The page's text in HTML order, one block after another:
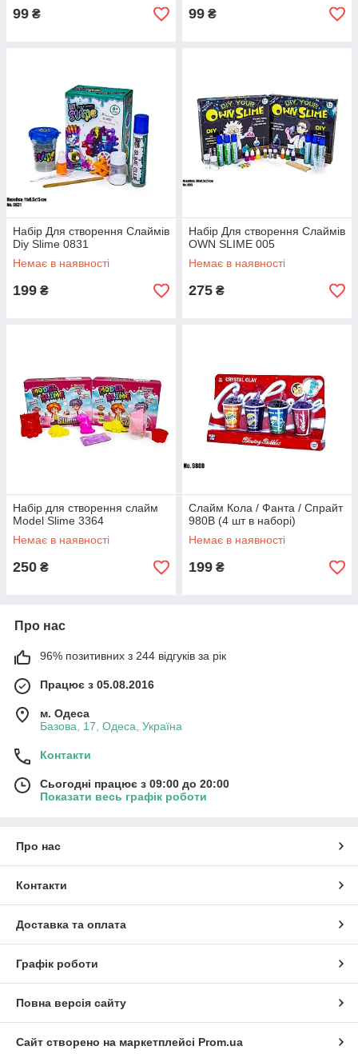
99 ₴ 99 ₴
Набір Для створення Слаймів
Diy Slime 0831
Немає в наявності
199 ₴
Набір Для створення Слаймів
OWN SLIME 005
Немає в наявності
275 ₴
Набір для створення слайм
Model Slime 3364
Немає в наявності
250 ₴
Слайм Кола / Фанта / Спрайт
980B (4 шт в наборі)
Немає в наявності
199 ₴
Про нас
96% позитивних з 244 відгуків за рік
Працює з 05.08.2016
м. Одеса
Базова, 17, Одеса, Україна
Контакти
Сьогодні працює з 09:00 до 20:00
Показати весь графік роботи
Про нас
Контакти
Доставка та оплата
Графік роботи
Повна версія сайту
Сайт створено на маркетплейсі Prom.ua